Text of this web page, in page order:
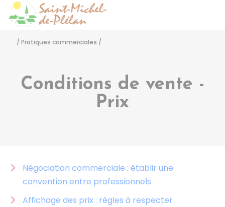
/ Pratiques commerciales /
Conditions de vente -
Prix
Négociation commerciale : établir une
convention entre professionnels
Affichage des prix : règles à respecter